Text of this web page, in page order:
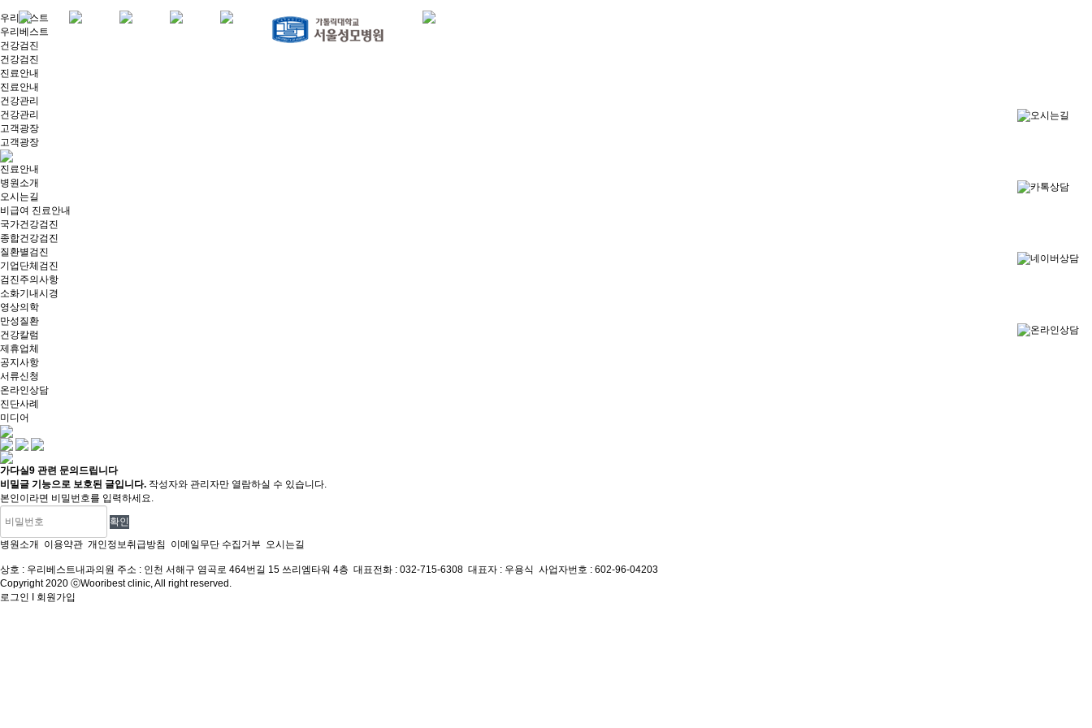
우리베스트
우리베스트
건강검진
건강검진
진료안내
진료안내
건강관리
건강관리
고객광장
고객광장
진료안내
병원소개
오시는길
비급여 진료안내
국가건강검진
종합건강검진
질환별검진
기업단체검진
검진주의사항
소화기내시경
영상의학
만성질환
건강칼럼
제휴업체
공지사항
서류신청
온라인상담
진단사례
미디어
가다실9 관련 문의드립니다
비밀글 기능으로 보호된 글입니다. 작성자와 관리자만 열람하실 수 있습니다.
본인이라면 비밀번호를 입력하세요.
병원소개 이용약관 개인정보취급방침 이메일무단 수집거부 오시는길
상호 : 우리베스트내과의원 주소 : 인천 서해구 염곡로 464번길 15 쓰리엠타워 4층 대표전화 : 032-715-6308 대표자 : 우용식 사업자번호 : 602-96-04203
Copyright 2020 ⓒWooribest clinic, All right reserved.
로그인
회원가입